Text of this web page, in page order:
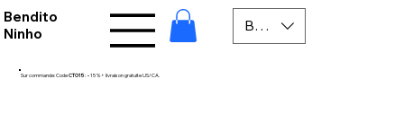
Bendito
Ninho
BRL (R$)
Sur commande: CodeCTO15: −15 % + livraison gratuite US/CA.